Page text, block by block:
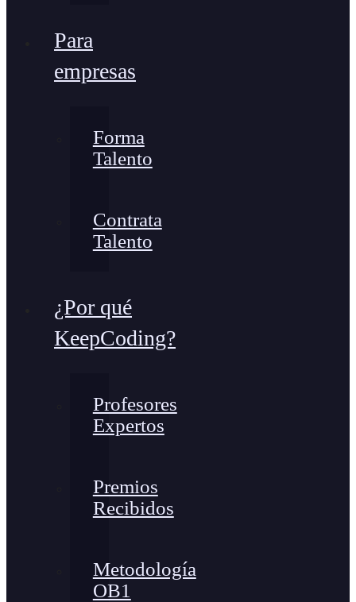
Para
empresas
Forma
Talento
Contrata
Talento
¿Por qué
KeepCoding?
Profesores
Expertos
Premios
Recibidos
Metodología
OB1